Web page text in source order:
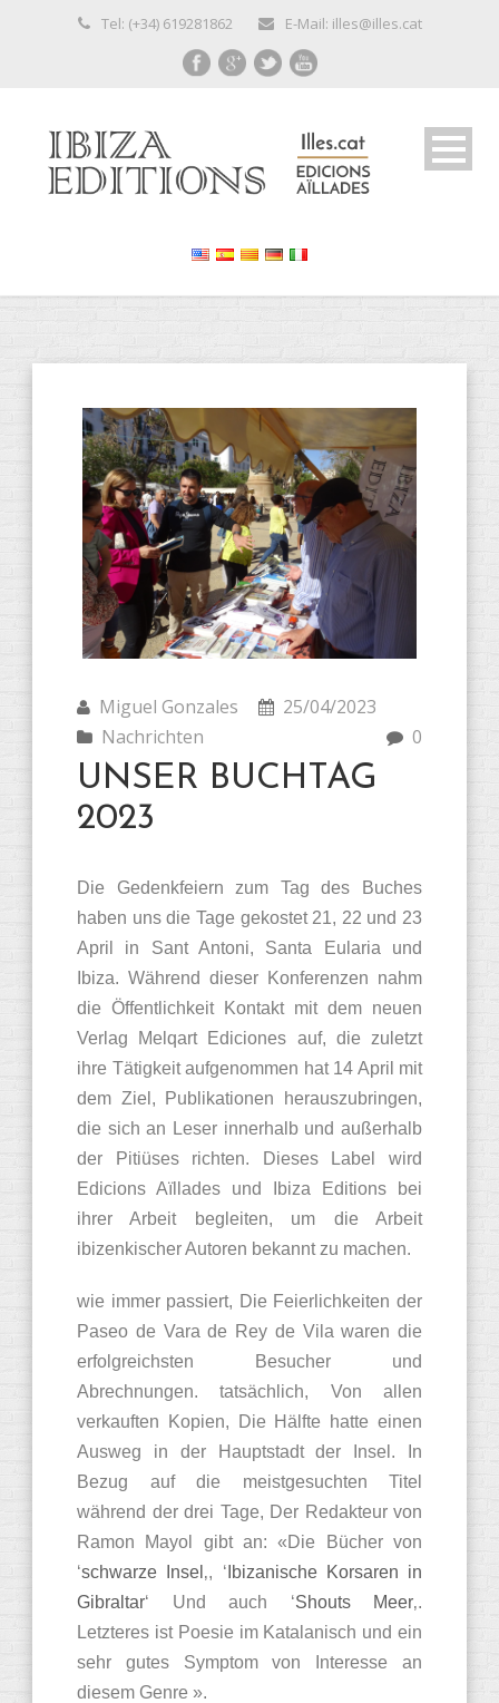
Tel: (+34) 619281862 E-Mail: illes@illes.cat
Miguel Gonzales
25/04/2023
Nachrichten
0
UNSER BUCHTAG
2023
Die Gedenkfeiern zum Tag des Buches
haben uns die Tage gekostet 21, 22 und 23
April in Sant Antoni, Santa Eularia und
Ibiza. Während dieser Konferenzen nahm
die Öffentlichkeit Kontakt mit dem neuen
Verlag Melqart Ediciones auf, die zuletzt
ihre Tätigkeit aufgenommen hat 14 April mit
dem Ziel, Publikationen herauszubringen,
die sich an Leser innerhalb und außerhalb
der Pitiüses richten. Dieses Label wird
Edicions Aïllades und Ibiza Editions bei
ihrer Arbeit begleiten, um die Arbeit
ibizenkischer Autoren bekannt zu machen.
wie immer passiert, Die Feierlichkeiten der
Paseo de Vara de Rey de Vila waren die
erfolgreichsten Besucher und
Abrechnungen. tatsächlich, Von allen
verkauften Kopien, Die Hälfte hatte einen
Ausweg in der Hauptstadt der Insel. In
Bezug auf die meistgesuchten Titel
während der drei Tage, Der Redakteur von
Ramon Mayol gibt an: «Die Bücher von
‘schwarze Insel ‚, ‘ Ibizanische Korsaren in
Gibraltar‘ Und auch ‘Shouts Meer‚.
Letzteres ist Poesie im Katalanisch und ein
sehr gutes Symptom von Interesse an
diesem Genre ».